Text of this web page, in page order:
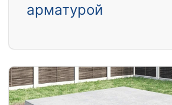
арматурой